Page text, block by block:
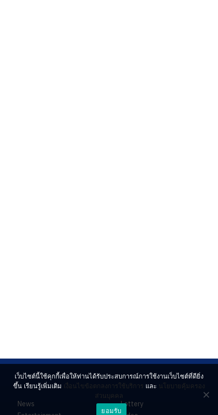
News
Lottery
เว็บไซต์นี้ใช้คุกกี้เพื่อให้ท่านได้รับประสบการณ์การใช้งานเว็บไซต์ที่ดียิ่ง
ขึ้น เรียนรู้เพิ่มเติม เงื่อนไขข้อตกลงการใช้บริการ และ นโยบายคุ้มครอง
ส่วนบุคคล
ยอมรับ